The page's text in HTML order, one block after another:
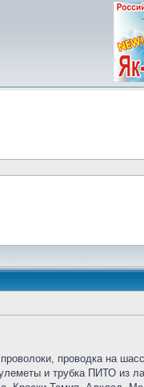
проводка на
и трубка ПИТО из